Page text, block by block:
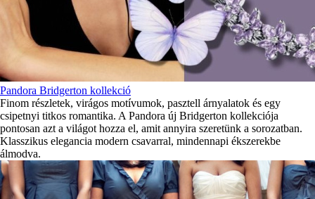
Pandora Bridgerton kollekció
Finom részletek, virágos motívumok, pasztell árnyalatok és egy
csipetnyi titkos romantika. A Pandora új Bridgerton kollekciója
pontosan azt a világot hozza el, amit annyira szeretünk a sorozatban.
Klasszikus elegancia modern csavarral, mindennapi ékszerekbe
álmodva.